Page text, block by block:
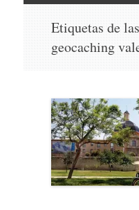
contenido
Etiquetas de
geocaching